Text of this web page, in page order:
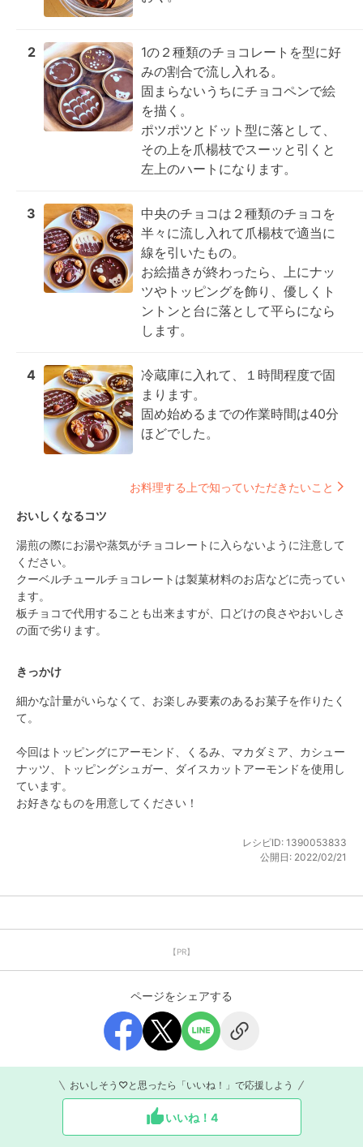
2
1の２種類のチョコレートを型に好
みの割合で流し入れる。
固まらないうちにチョコペンで絵
を描く。
ポツポツとドット型に落として、
その上を爪楊枝でスーッと引くと
左上のハートになります。
3
中央のチョコは２種類のチョコを
半々に流し入れて爪楊枝で適当に
線を引いたもの。
お絵描きが終わったら、上にナッ
ツやトッピングを飾り、優しくト
ントンと台に落として平らになら
します。
4
冷蔵庫に入れて、１時間程度で固
まります。
固め始めるまでの作業時間は40分
ほどでした。
お料理する上で知っていただきたいこと
おいしくなるコツ
湯煎の際にお湯や蒸気がチョコレートに入らないように注意して
ください。
クーベルチュールチョコレートは製菓材料のお店などに売ってい
ます。
板チョコで代用することも出来ますが、口どけの良さやおいしさ
の面で劣ります。
きっかけ
細かな計量がいらなくて、お楽しみ要素のあるお菓子を作りたく
て。
今回はトッピングにアーモンド、くるみ、マカダミア、カシュー
ナッツ、トッピングシュガー、ダイスカットアーモンドを使用し
ています。
お好きなものを用意してください！
レシピID: 1390053833
公開日: 2022/02/21
【PR】
ページをシェアする
おいしそう♡と思ったら「いいね！」で応援しよう
いいね！ 4